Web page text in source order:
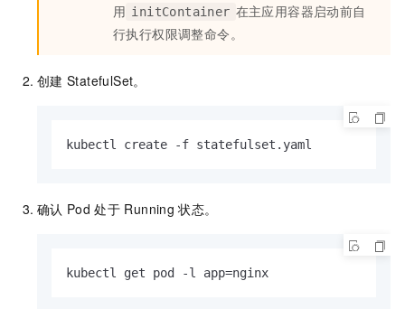
用 initContainer 在主应用容器启动前自
行执行权限调整命令。
创建 StatefulSet。
kubectl create -f statefulset.yaml
确认 Pod 处于 Running 状态。
kubectl get pod -l app=nginx